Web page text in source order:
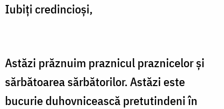
Iubiți credincioși,
Astăzi prăznuim praznicul praznicelor și
sărbătoarea sărbătorilor. Astăzi este
bucurie duhovnicească pretutindeni în